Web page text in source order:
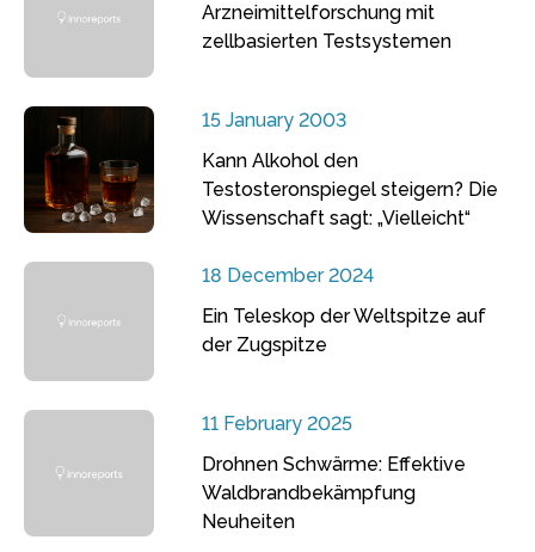
Arzneimittelforschung mit
zellbasierten Testsystemen
15 January 2003
Kann Alkohol den
Testosteronspiegel steigern? Die
Wissenschaft sagt: „Vielleicht“
18 December 2024
Ein Teleskop der Weltspitze auf
der Zugspitze
11 February 2025
Drohnen Schwärme: Effektive
Waldbrandbekämpfung
Neuheiten